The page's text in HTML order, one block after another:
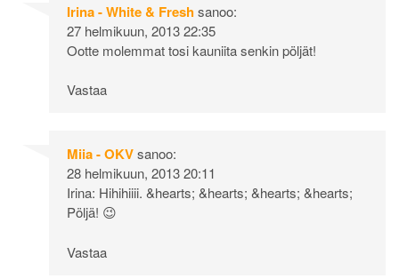
Irina - White & Freshsanoo:
27 helmikuun, 2013 22:35
Ootte molemmat tosi kauniita senkin pöljät!
Vastaa
Miia - OKVsanoo:
28 helmikuun, 2013 20:11
Irina: Hihihiiii. &hearts; &hearts; &hearts; &hearts;
Pöljä! 😉
Vastaa